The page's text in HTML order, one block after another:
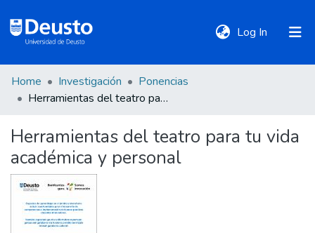
Log In (current)
DeustoTeka
Communities
&
Collections
All of DSpace
Home Investigación
Ponencias
Herramientas del teatro para tu vida académica y personal
Herramientas del teatro para tu vida
académica y personal